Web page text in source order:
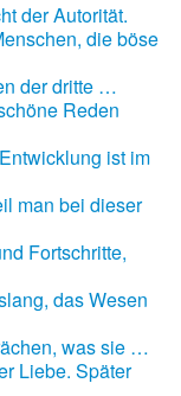
der Autorität.
die böse
der dritte …
Reden
ist im
man bei dieser
Fortschritte,
das Wesen
was sie …
Liebe. Später